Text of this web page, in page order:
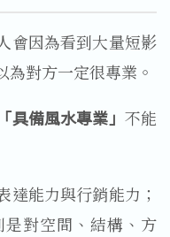
會因為看到大量短影
對方一定很專業。
「具備風水專業」 不能
達能力與行銷能力；
對空間、結構、方